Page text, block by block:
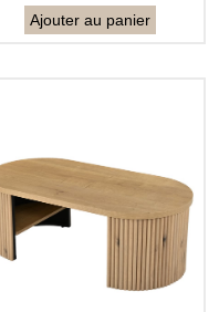
Ajouter au panier